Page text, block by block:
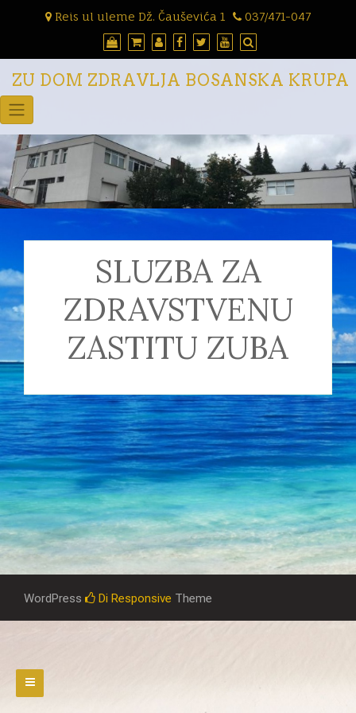
Reis ul uleme Dž. Čauševića 1 037/471-047
ZU DOM ZDRAVLJA BOSANSKA KRUPA
SLUZBA ZA
ZDRAVSTVENU
ZASTITU ZUBA
WordPress Di Responsive Theme